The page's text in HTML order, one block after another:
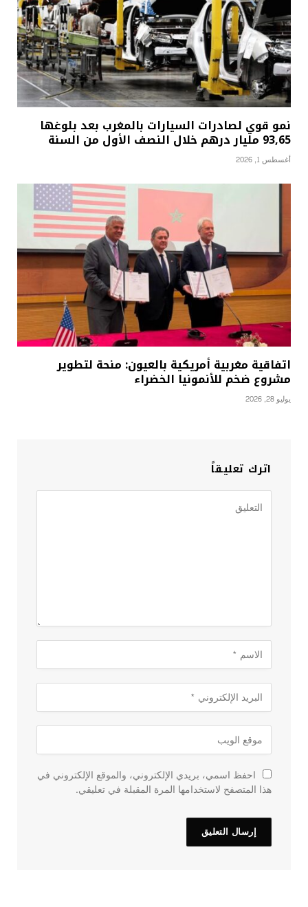
نمو قوي لصادرات السيارات بالمغرب بعد بلوغها
93,65 مليار درهم خلال النصف الأول من السنة
أغسطس 1, 2026
اتفاقية مغربية أمريكية بالعيون: منحة لتطوير
مشروع ضخم للأنمونيا الخضراء
يوليو 28, 2026
اترك تعليقاً
احفظ اسمي، بريدي الإلكتروني، والموقع الإلكتروني في
هذا المتصفح لاستخدامها المرة المقبلة في تعليقي.